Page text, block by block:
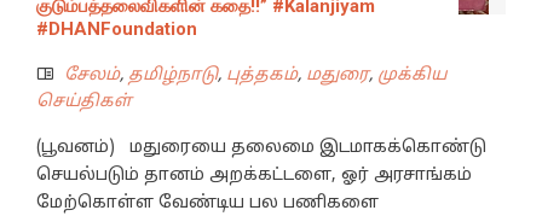
குடும்பத்தலைவிகளின் கதை!!” #Kalanjiyam
#DHANFoundation
சேலம், தமிழ்நாடு, புத்தகம், மதுரை, முக்கிய
செய்திகள்
(பூவனம்) மதுரையை தலைமை இடமாகக்கொண்டு
செயல்படும் தானம் அறக்கட்டளை, ஓர் அரசாங்கம்
மேற்கொள்ள வேண்டிய பல பணிகளை